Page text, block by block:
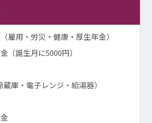
雇用・労災・健康・厚生年金）
（誕生月に5000円）
庫・電子レンジ・給湯器）